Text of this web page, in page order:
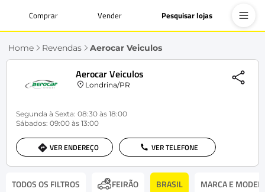
Comprar Vender Pesquisar lojas
Home Revendas Aerocar Veiculos
Aerocar Veiculos
Londrina/PR
Segunda à Sexta: 08:30 às 18:00
Sábados: 09:00 às 13:00
VER ENDEREÇO VER TELEFONE
TODOS OS FILTROS FEIRÃO BRASIL MARCA E